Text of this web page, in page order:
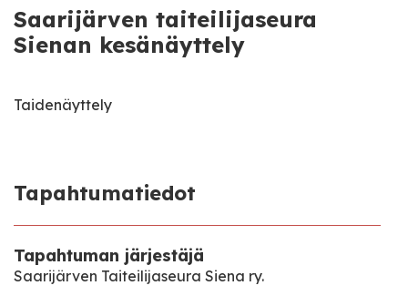
Saarijärven taiteilijaseura
Sienan kesänäyttely
Taidenäyttely
Tapahtumatiedot
Tapahtuman järjestäjä
Saarijärven Taiteilijaseura Siena ry.